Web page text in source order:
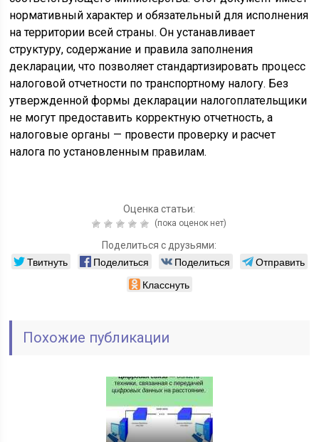
нормативный характер и обязательный для исполнения
на территории всей страны. Он устанавливает
структуру, содержание и правила заполнения
декларации, что позволяет стандартизировать процесс
налоговой отчетности по транспортному налогу. Без
утвержденной формы декларации налогоплательщики
не могут предоставить корректную отчетность, а
налоговые органы — провести проверку и расчет
налога по установленным правилам.
Оценка статьи:
(пока оценок нет)
Поделиться с друзьями:
Твитнуть Поделиться Поделиться
Отправить
Класснуть
Похожие публикации